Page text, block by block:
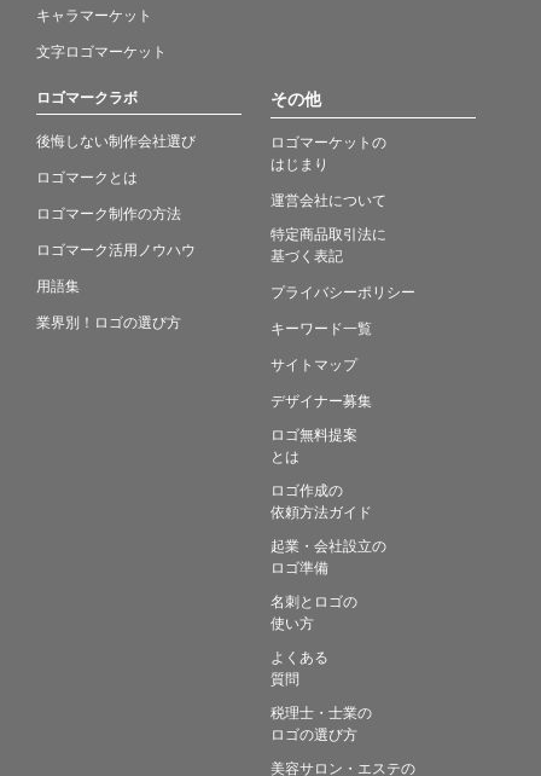
キャラマーケット
文字ロゴマーケット
ロゴマークラボ
後悔しない制作会社選び
ロゴマークとは
ロゴマーク制作の方法
ロゴマーク活用ノウハウ
用語集
業界別！ロゴの選び方
その他
ロゴマーケットの
はじまり
運営会社について
特定商品取引法に
基づく表記
プライバシーポリシー
キーワード一覧
サイトマップ
デザイナー募集
ロゴ無料提案
とは
ロゴ作成の
依頼方法ガイド
起業・会社設立の
ロゴ準備
名刺とロゴの
使い方
よくある
質問
税理士・士業の
ロゴの選び方
美容サロン・エステの